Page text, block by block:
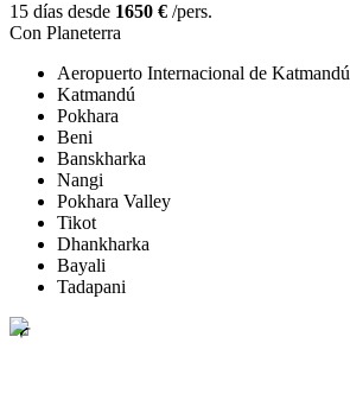
15 días desde 1650 € /pers.
Con Planeterra
Aeropuerto Internacional de Katmandú
Katmandú
Pokhara
Beni
Banskharka
Nangi
Pokhara Valley
Tikot
Dhankharka
Bayali
Tadapani